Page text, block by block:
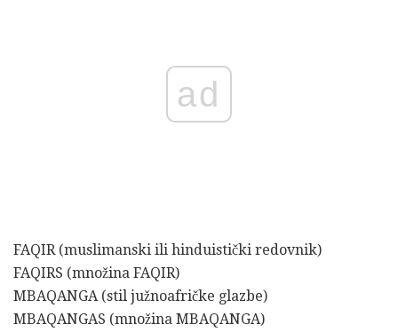
ad
FAQIR (muslimanski ili hinduistički redovnik)
FAQIRS (množina FAQIR)
MBAQANGA (stil južnoafričke glazbe)
MBAQANGAS (množina MBAQANGA)